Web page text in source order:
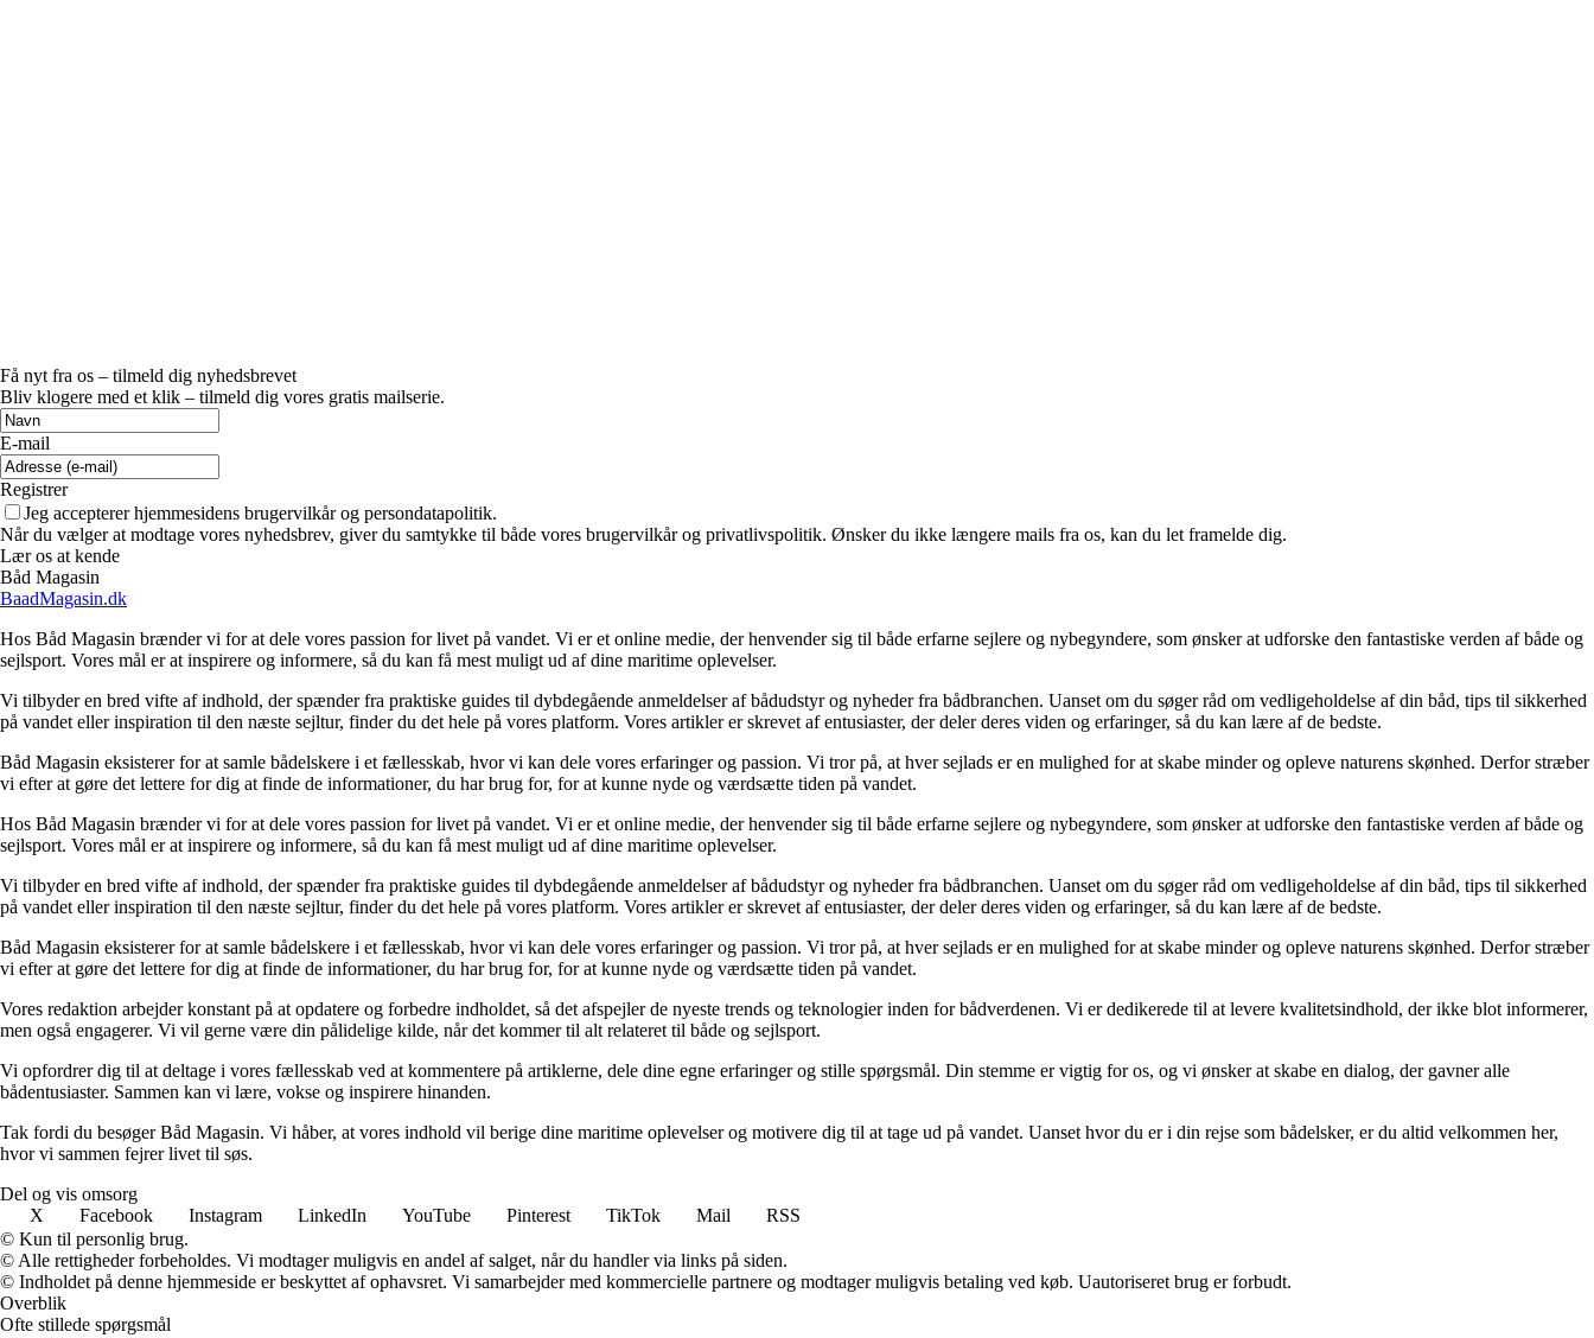
Få nyt fra os – tilmeld dig nyhedsbrevet
Bliv klogere med et klik – tilmeld dig vores gratis mailserie.
E-mail
Registrer
Jeg accepterer hjemmesidens brugervilkår og persondatapolitik.
Når du vælger at modtage vores nyhedsbrev, giver du samtykke til både vores brugervilkår og privatlivspolitik. Ønsker du ikke længere mails fra os, kan du let framelde dig.
Lær os at kende
Båd Magasin
BaadMagasin.dk
Hos Båd Magasin brænder vi for at dele vores passion for livet på vandet. Vi er et online medie, der henvender sig til både erfarne sejlere og nybegyndere, som ønsker at udforske den fantastiske verden af både og
sejlsport. Vores mål er at inspirere og informere, så du kan få mest muligt ud af dine maritime oplevelser.
Vi tilbyder en bred vifte af indhold, der spænder fra praktiske guides til dybdegående anmeldelser af bådudstyr og nyheder fra bådbranchen. Uanset om du søger råd om vedligeholdelse af din båd, tips til sikkerhed
på vandet eller inspiration til den næste sejltur, finder du det hele på vores platform. Vores artikler er skrevet af entusiaster, der deler deres viden og erfaringer, så du kan lære af de bedste.
Båd Magasin eksisterer for at samle bådelskere i et fællesskab, hvor vi kan dele vores erfaringer og passion. Vi tror på, at hver sejlads er en mulighed for at skabe minder og opleve naturens skønhed. Derfor stræber
vi efter at gøre det lettere for dig at finde de informationer, du har brug for, for at kunne nyde og værdsætte tiden på vandet.
Hos Båd Magasin brænder vi for at dele vores passion for livet på vandet. Vi er et online medie, der henvender sig til både erfarne sejlere og nybegyndere, som ønsker at udforske den fantastiske verden af både og
sejlsport. Vores mål er at inspirere og informere, så du kan få mest muligt ud af dine maritime oplevelser.
Vi tilbyder en bred vifte af indhold, der spænder fra praktiske guides til dybdegående anmeldelser af bådudstyr og nyheder fra bådbranchen. Uanset om du søger råd om vedligeholdelse af din båd, tips til sikkerhed
på vandet eller inspiration til den næste sejltur, finder du det hele på vores platform. Vores artikler er skrevet af entusiaster, der deler deres viden og erfaringer, så du kan lære af de bedste.
Båd Magasin eksisterer for at samle bådelskere i et fællesskab, hvor vi kan dele vores erfaringer og passion. Vi tror på, at hver sejlads er en mulighed for at skabe minder og opleve naturens skønhed. Derfor stræber
vi efter at gøre det lettere for dig at finde de informationer, du har brug for, for at kunne nyde og værdsætte tiden på vandet.
Vores redaktion arbejder konstant på at opdatere og forbedre indholdet, så det afspejler de nyeste trends og teknologier inden for bådverdenen. Vi er dedikerede til at levere kvalitetsindhold, der ikke blot informerer,
men også engagerer. Vi vil gerne være din pålidelige kilde, når det kommer til alt relateret til både og sejlsport.
Vi opfordrer dig til at deltage i vores fællesskab ved at kommentere på artiklerne, dele dine egne erfaringer og stille spørgsmål. Din stemme er vigtig for os, og vi ønsker at skabe en dialog, der gavner alle
bådentusiaster. Sammen kan vi lære, vokse og inspirere hinanden.
Tak fordi du besøger Båd Magasin. Vi håber, at vores indhold vil berige dine maritime oplevelser og motivere dig til at tage ud på vandet. Uanset hvor du er i din rejse som bådelsker, er du altid velkommen her,
hvor vi sammen fejrer livet til søs.
Del og vis omsorg
X
Facebook Instagram LinkedIn YouTube Pinterest TikTok Mail
RSS
© Kun til personlig brug.
© Alle rettigheder forbeholdes. Vi modtager muligvis en andel af salget, når du handler via links på siden.
© Indholdet på denne hjemmeside er beskyttet af ophavsret. Vi samarbejder med kommercielle partnere og modtager muligvis betaling ved køb. Uautoriseret brug er forbudt.
Overblik
Ofte stillede spørgsmål